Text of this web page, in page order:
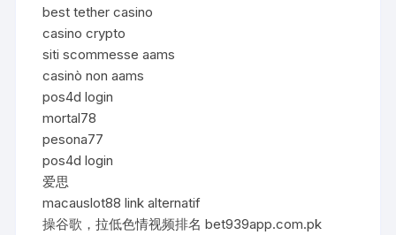
best tether casino
casino crypto
siti scommesse aams
casinò non aams
pos4d login
mortal78
pesona77
pos4d login
爱思
macauslot88 link alternatif
操谷歌，拉低色情视频排名 bet939app.com.pk